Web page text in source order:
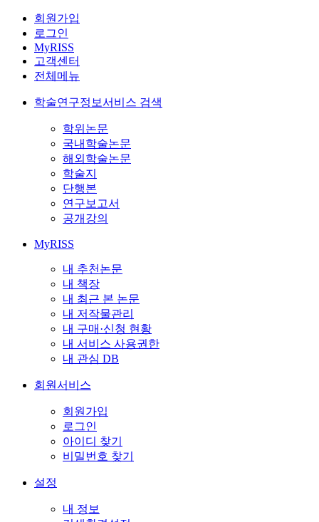
회원가입
로그인
MyRISS
고객센터
전체메뉴
학술연구정보서비스 검색
학위논문
국내학술논문
해외학술논문
학술지
단행본
연구보고서
공개강의
MyRISS
내 추천논문
내 책장
내 최근 본 논문
내 저작물관리
내 구매·신청 현황
내 서비스 사용권한
내 관심 DB
회원서비스
회원가입
로그인
아이디 찾기
비밀번호 찾기
설정
내 정보